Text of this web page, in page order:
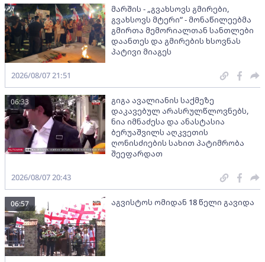
მარშის - „გვახსოვს გმირები,
გვახსოვს მტერი” - მონაწილეებმა
გმირთა მემორიალთან სანთლები
დაანთეს და გმირების ხსოვნას
პატივი მიაგეს
2026/08/07 21:51
გიგა ავალიანის საქმეზე
დაკავებულ არასრულწლოვნებს,
ნია იმნაძესა და ანასტასია
ბერუაშვილს აღკვეთის
ღონისძიების სახით პატიმრობა
შეეფარდათ
06:33
2026/08/07 20:43
აგვისტოს ომიდან 18 წელი გავიდა
06:57